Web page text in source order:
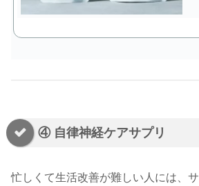
④ 自律神経ケアサプリ
忙しくて生活改善が難しい人には、